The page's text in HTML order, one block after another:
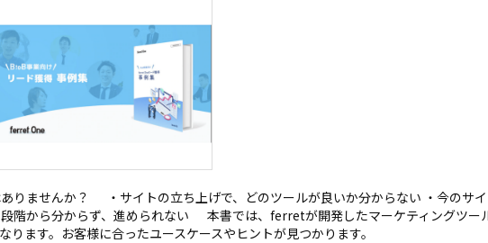
りませんか？ ・サイトの立ち上げで、どのツールが良いか分からない ・今のサ
階から分からず、進められない 本書では、ferretが開発したマーケティングツー
ます。お客様に合ったユースケースやヒントが見つかります。